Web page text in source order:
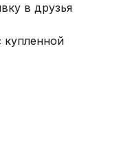
в друзья
купленной